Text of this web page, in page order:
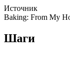
Источник
Baking: From My
Шаги